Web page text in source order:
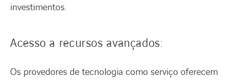
investimentos.
Acesso a recursos avançados:
Os provedores de tecnologia como serviço oferecem